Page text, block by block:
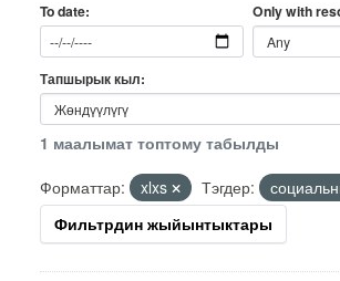
To date Only with
Тапшырык кыл
1 маалымат топтому табылды
Форматтар:
xlxs Тэгдер:
Фильтрдин жыйынтыктары